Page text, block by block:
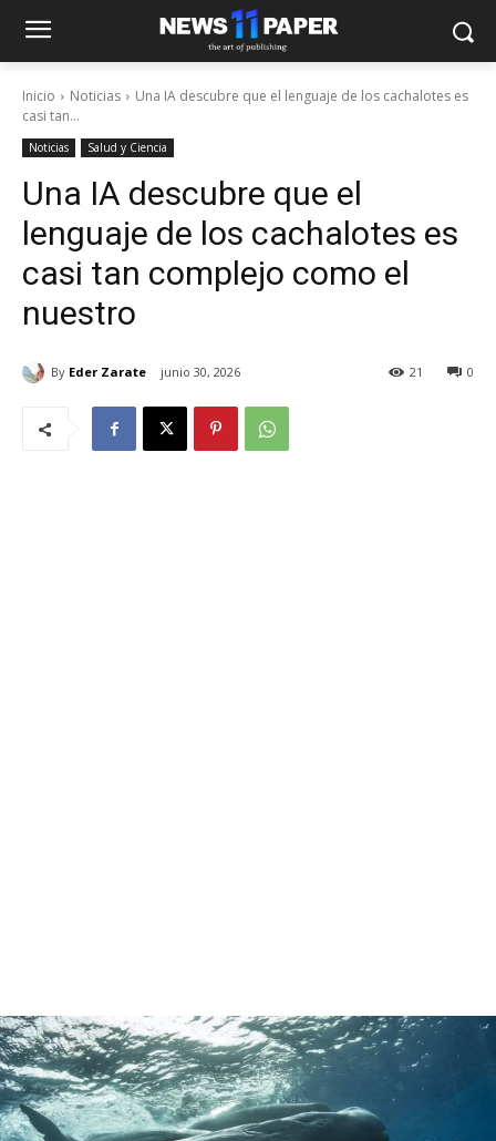
Inicio Noticias
Una IA descubre que el lenguaje de los cachalotes es
casi tan...
Noticias Salud y Ciencia
Una IA descubre que el
lenguaje de los cachalotes es
casi tan complejo como el
nuestro
By Eder Zarate junio 30, 2026 0
21